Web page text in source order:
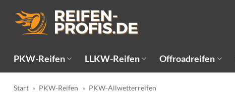
Inhalt
springen
PKW-Reifen LLKW-Reifen Offroadreifen
Start » PKW-Reifen » PKW-Allwetterreifen